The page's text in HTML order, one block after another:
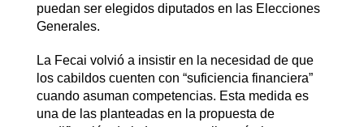
puedan ser elegidos diputados en las Elecciones
Generales.
La Fecai volvió a insistir en la necesidad de que
los cabildos cuenten con “suficiencia financiera”
cuando asuman competencias. Esta medida es
una de las planteadas en la propuesta de